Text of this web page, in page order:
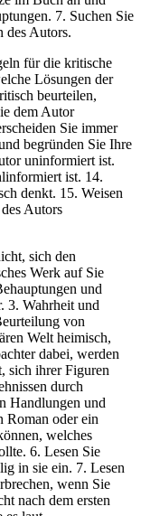
7. Suchen Sie
des Autors.
für die kritische
Lösungen der
beurteilen,
dem Autor
Sie immer
begründen Sie Ihre
uninformiert ist.
ist. 14.
denkt. 15. Weisen
Autors
sich den
Werk auf Sie
und
3. Wahrheit und
von
Welt heimisch,
dabei, werden
sich ihrer Figuren
durch
Handlungen und
Roman oder ein
welches
6. Lesen Sie
in sie ein. 7. Lesen
wenn Sie
nach dem ersten